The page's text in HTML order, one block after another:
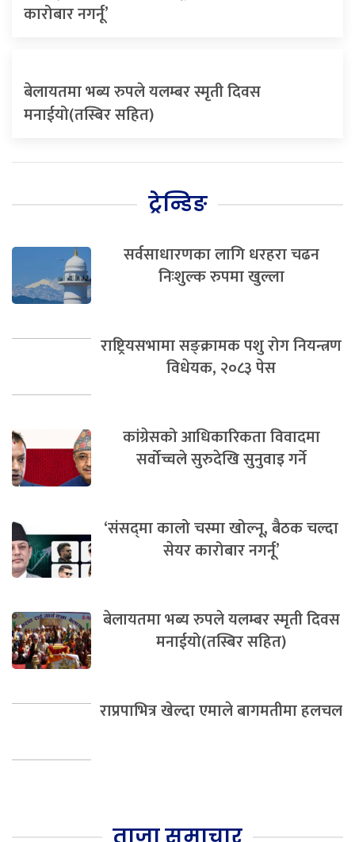
कारोबार नगर्नू’
बेलायतमा भब्य रुपले यलम्बर स्मृती दिवस
मनाईयो(तस्बिर सहित)
ट्रेन्डिङ
सर्वसाधारणका लागि धरहरा चढन
निःशुल्क रुपमा खुल्ला
राष्ट्रियसभामा सङ्क्रामक पशु रोग नियन्त्रण
विधेयक, २०८३ पेस
कांग्रेसको आधिकारिकता विवादमा
सर्वोच्चले सुरुदेखि सुनुवाइ गर्ने
‘संसद्‍मा कालो चस्मा खोल्नू, बैठक चल्दा
सेयर कारोबार नगर्नू’
बेलायतमा भब्य रुपले यलम्बर स्मृती दिवस
मनाईयो(तस्बिर सहित)
राप्रपाभित्र खेल्दा एमाले बागमतीमा हलचल